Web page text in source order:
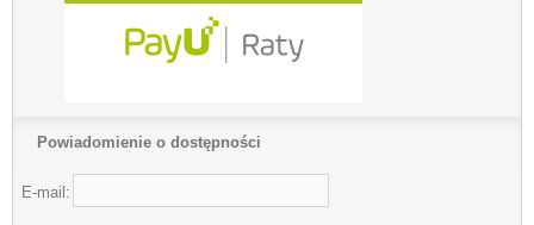
Powiadomienie o dostępności
E-mail: